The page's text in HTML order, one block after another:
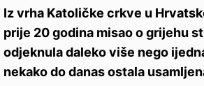
Iz vrha Katoličke crkve u
prije 20 godina misao o grijehu
odjeknula daleko više nego
nekako do danas ostala